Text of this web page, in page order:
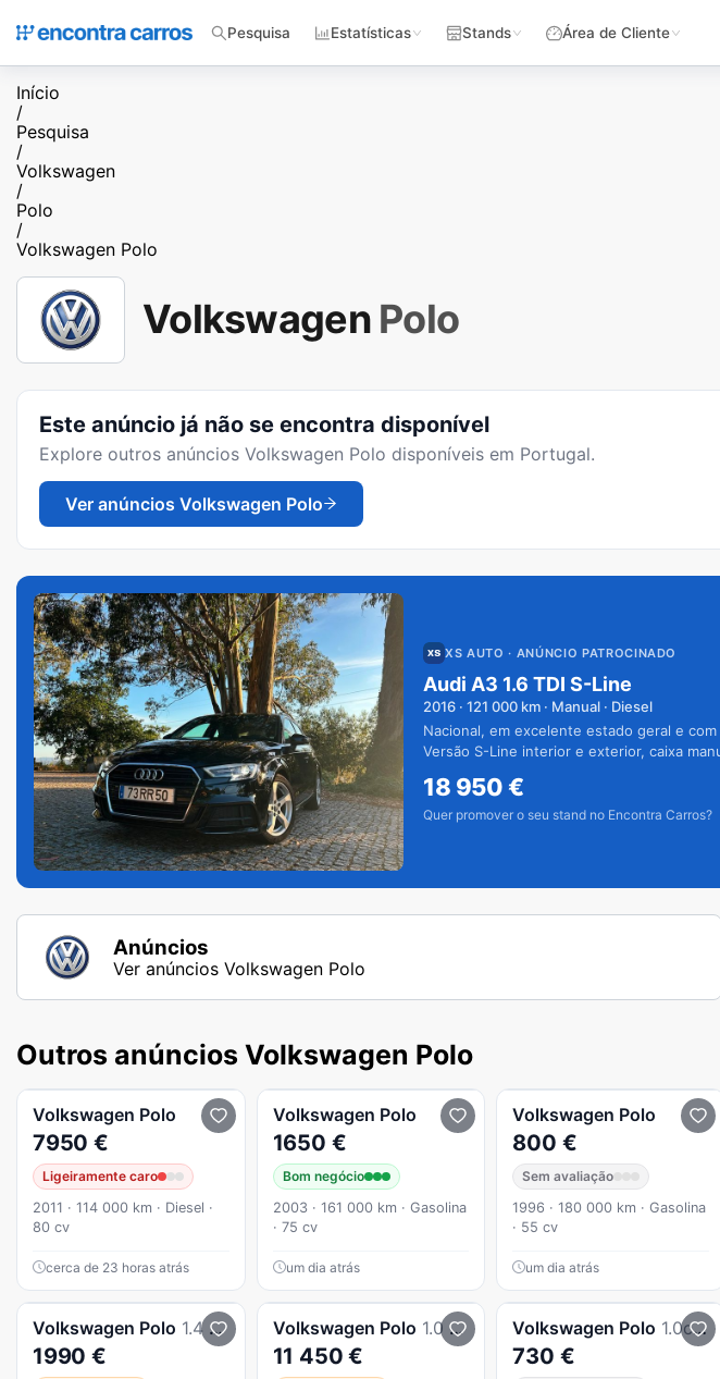
Pesquisa Estatísticas Stands Área de Cliente
Início
/
Pesquisa
/
Volkswagen
/
Polo
/
Volkswagen Polo
Volkswagen Polo
Este anúncio já não se encontra disponível
Explore outros anúncios Volkswagen Polo disponíveis em Portugal.
Ver anúncios Volkswagen Polo
XS AUTO · ANÚNCIO PATROCINADO
Audi A3 1.6 TDI S-Line
2016 · 121 000 km · Manual · Diesel
Nacional, em excelente estado geral e
Versão S-Line interior e exterior, caixa
18 950€
Quer promover o seu stand no Encontra Carros?
Anúncios
Ver anúncios Volkswagen Polo
Outros anúncios Volkswagen Polo
Volkswagen Polo
7950 €
Ligeiramente caro
2011 · 114 000 km · Diesel ·
80 cv
cerca de 23 horas atrás
Volkswagen Polo
1650 €
Bom negócio
2003 · 161 000 km · Gasolina
· 75 cv
um dia atrás
Volkswagen Polo
800 €
Sem avaliação
1996 · 180 000 km · Gasolina
· 55 cv
um dia atrás
Volkswagen Polo 1.4 GL Highline
1990 €
Volkswagen Polo 1.0 TSI Confortline
11 450 €
Volkswagen Polo 1.0cc económico
730 €